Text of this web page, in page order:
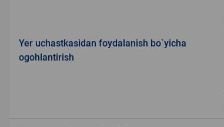
Yer uchastkasidan foydalanish bo`yicha
ogohlantirish